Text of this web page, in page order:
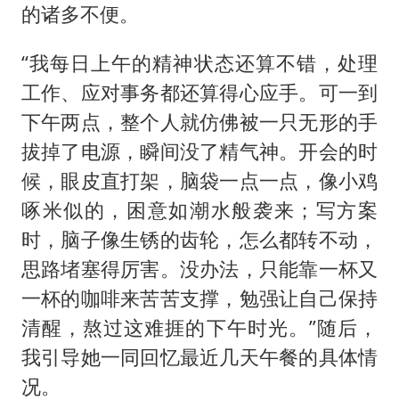
的诸多不便。
“我每日上午的精神状态还算不错，处理
工作、应对事务都还算得心应手。可一到
下午两点，整个人就仿佛被一只无形的手
拔掉了电源，瞬间没了精气神。开会的时
候，眼皮直打架，脑袋一点一点，像小鸡
啄米似的，困意如潮水般袭来；写方案
时，脑子像生锈的齿轮，怎么都转不动，
思路堵塞得厉害。没办法，只能靠一杯又
一杯的咖啡来苦苦支撑，勉强让自己保持
清醒，熬过这难捱的下午时光。”随后，
我引导她一同回忆最近几天午餐的具体情
况。